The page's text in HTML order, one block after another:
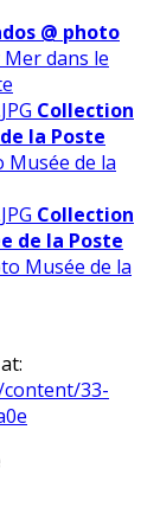
@ photo
dans le
Collection
la Poste
Musée de la
Collection
de la Poste
Musée de la
33-